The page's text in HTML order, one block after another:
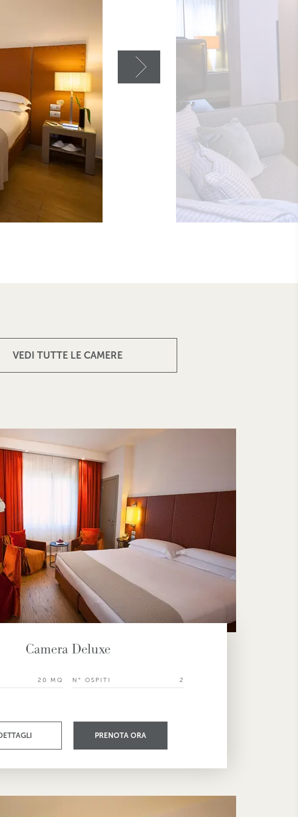
VEDI TUTTE LE CAMERE
Camera Deluxe
20 MQ N° OSPITI 2
PRENOTA ORA